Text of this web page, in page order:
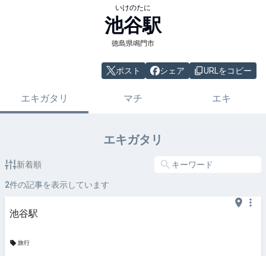
いけのたに
池谷駅
徳島県鳴門市
ポスト シェア URLをコピー
エキガタリ マチ エキ
エキガタリ
新着順
2件の記事を表示しています
池谷駅
旅行